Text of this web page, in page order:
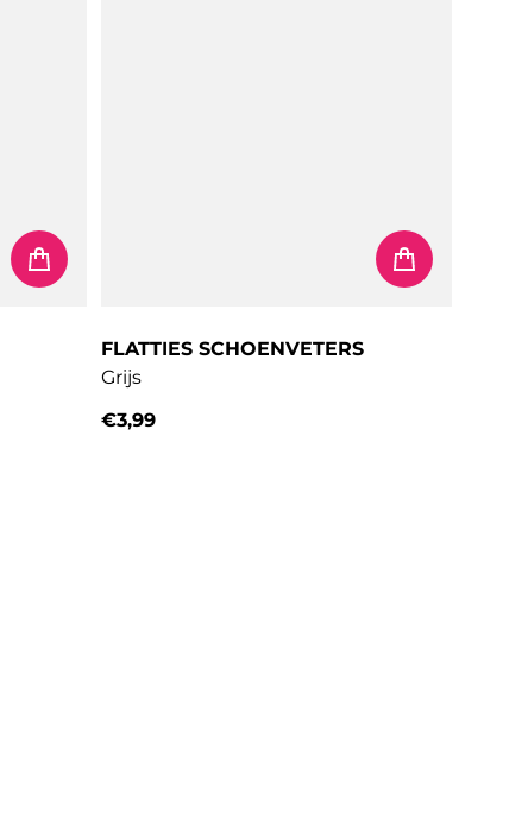
FLATTIES SCHOENVETERS
Grijs
€3,99